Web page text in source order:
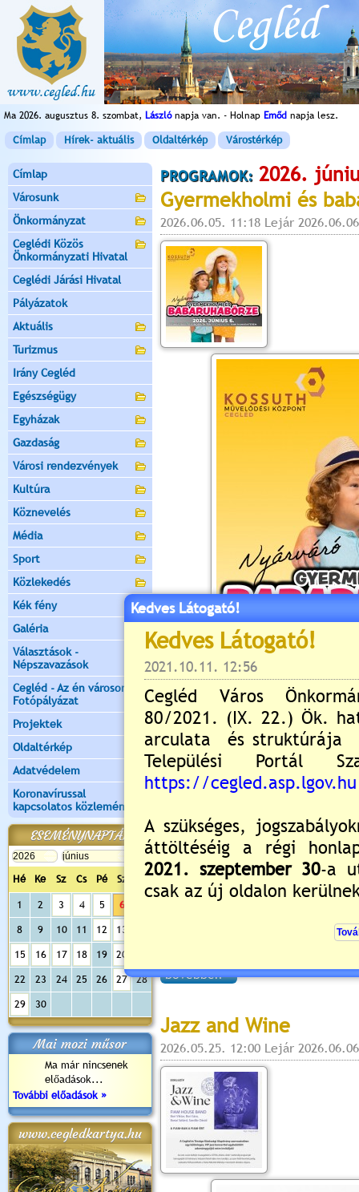
Ma 2026. augusztus 8. szombat, Lászlónapja van. - Holnap Emőd napja lesz.
Címlap Hírek- aktuális Oldaltérkép Várostérkép
Címlap
Városunk
Önkormányzat
Ceglédi Közös
Önkormányzati Hivatal
Ceglédi Járási Hivatal
Pályázatok
Aktuális
Turizmus
Irány Cegléd
Egészségügy
Egyházak
Gazdaság
Városi rendezvények
Kultúra
Köznevelés
Média
Sport
Közlekedés
Kék fény
Galéria
Választások -
Népszavazások
Cegléd - Az én városom -
Fotópályázat
Projektek
Oldaltérkép
Adatvédelem
Koronavírussal
kapcsolatos közlemények
ESEMÉNYNAPTÁR
Hé Ke Sz Cs Pé Sz Va
1 2 3 4 5 6
8 9 10 11 12 13
15 16 17 18 19 20
22 23 24 25 26 27 28
29 30
Mai mozi műsor
Ma már nincsenek
előadások...
További előadások »
www.cegledkartya.hu
PROGRAMOK: 2026.
Gyermekholmi és
2026.06.05. 11:18 Lejár
Értékelés: 5/2
Közútkezelői
2026.06.02. 13:32 Lejár
bővebben »
Jazz and Wine
2026.05.25. 12:00 Lejár
Kedves Látogató!